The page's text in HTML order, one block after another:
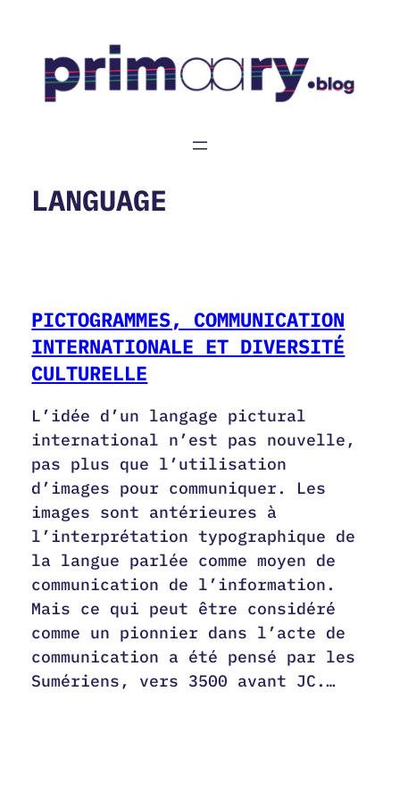
contenu
LANGUAGE
PICTOGRAMMES, COMMUNICATION
INTERNATIONALE ET DIVERSITÉ
CULTURELLE
L’idée d’un langage pictural
international n’est pas nouvelle,
pas plus que l’utilisation
d’images pour communiquer. Les
images sont antérieures à
l’interprétation typographique de
la langue parlée comme moyen de
communication de l’information.
Mais ce qui peut être considéré
comme un pionnier dans l’acte de
communication a été pensé par les
Sumériens, vers 3500 avant JC.…